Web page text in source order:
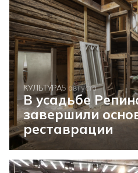
КУЛЬТУРА5 августа
В усадьбе
завершили
реставрации